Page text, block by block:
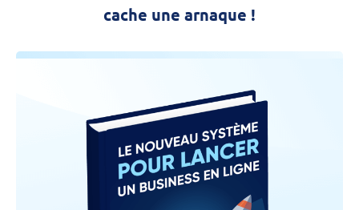
cache une arnaque !